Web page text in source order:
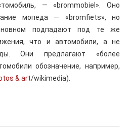
— «brommobiel». Оно
мопеда — «bromfiets», но
подпадают под те же
что и автомобили, а не
Они предлагают «более
обозначение, например,
& art/wikimedia).